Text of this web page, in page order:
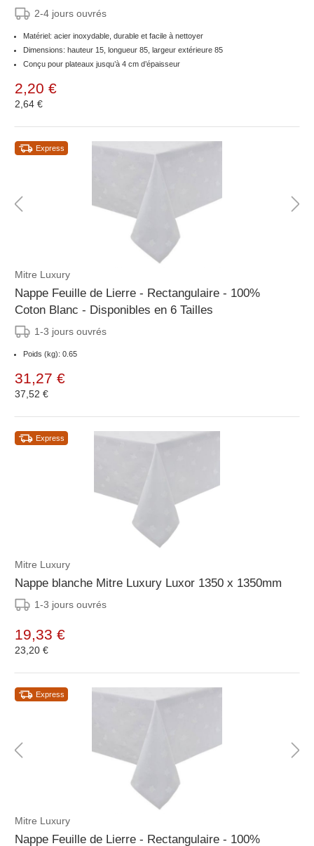
2-4 jours ouvrés
Matériel: acier inoxydable, durable et facile à nettoyer
Dimensions: hauteur 15, longueur 85, largeur extérieure 85
Conçu pour plateaux jusqu’à 4 cm d’épaisseur
2,20 €
2,64 €
Express
Mitre Luxury
Nappe Feuille de Lierre - Rectangulaire - 100%
Coton Blanc - Disponibles en 6 Tailles
1-3 jours ouvrés
Poids (kg): 0.65
31,27 €
37,52 €
Express
Mitre Luxury
Nappe blanche Mitre Luxury Luxor 1350 x 1350mm
1-3 jours ouvrés
19,33 €
23,20 €
Express
Mitre Luxury
Nappe Feuille de Lierre - Rectangulaire - 100%